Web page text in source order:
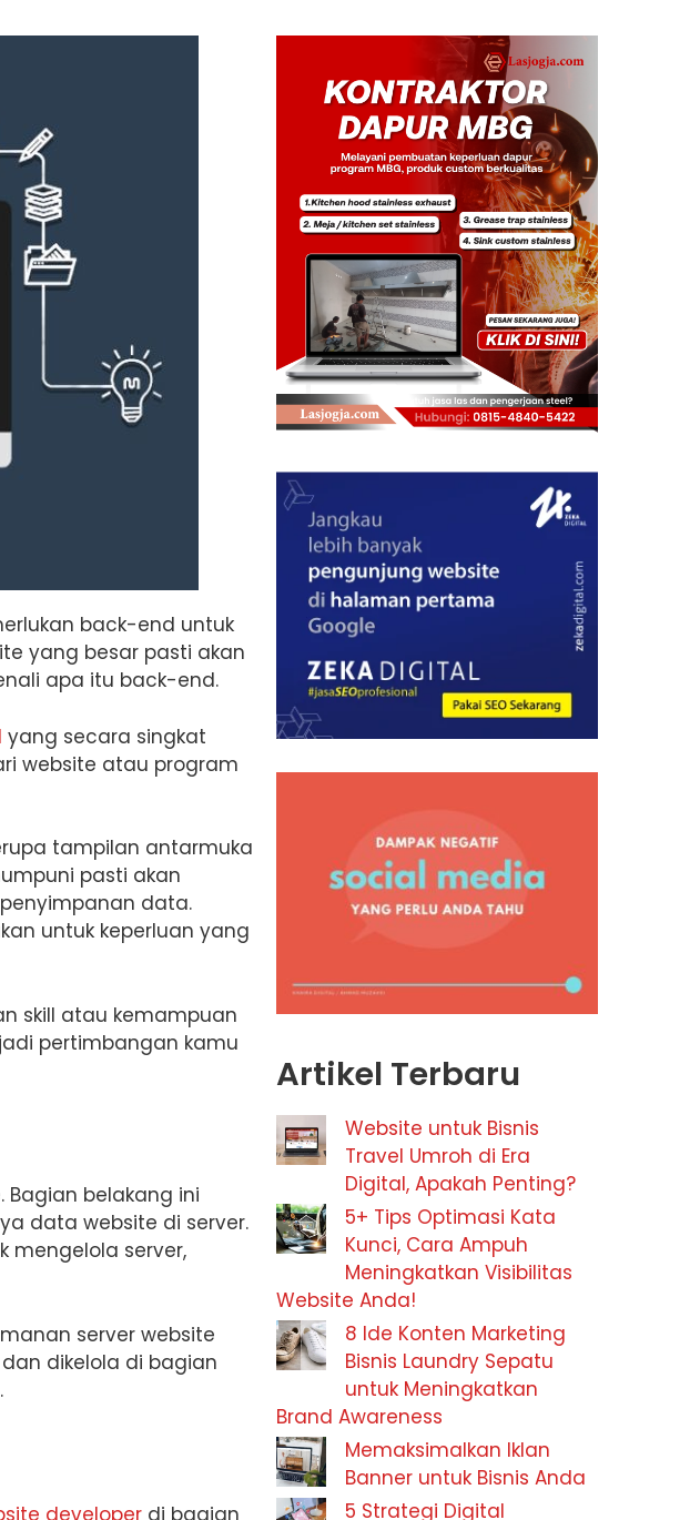
back-end untuk
yang besar pasti akan
apa itu back-end.
yang secara singkat
website atau program
tampilan antarmuka
pasti akan
data.
untuk keperluan yang
skill atau kemampuan
pertimbangan kamu
belakang ini
data website di server.
mengelola server,
server website
dikelola di bagian
Artikel Terbaru
Website untuk Bisnis
Travel Umroh di Era
Digital, Apakah Penting?
5+ Tips Optimasi Kata
Kunci, Cara Ampuh
Meningkatkan Visibilitas
Website Anda!
8 Ide Konten Marketing
Bisnis Laundry Sepatu
untuk Meningkatkan
Brand Awareness
Memaksimalkan Iklan
Banner untuk Bisnis Anda
5 Strategi Digital